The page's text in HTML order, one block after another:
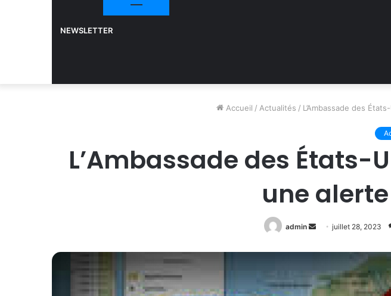
NEWSLETTER
Accueil / Actualités / L’Ambassade des
L’Ambassade des
une
admin
Envoyer
courriel
juillet 28, 2023